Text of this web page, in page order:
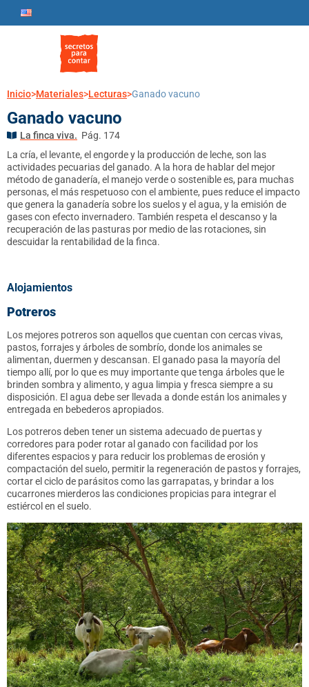
Inicio>Materiales>Lecturas>Ganado vacuno
Ganado vacuno
La finca viva. Pág. 174
La cría, el levante, el engorde y la producción de leche, son las
actividades pecuarias del ganado. A la hora de hablar del mejor
método de ganadería, el manejo verde o sostenible es, para muchas
personas, el más respetuoso con el ambiente, pues reduce el impacto
que genera la ganadería sobre los suelos y el agua, y la emisión de
gases con efecto invernadero. También respeta el descanso y la
recuperación de las pasturas por medio de las rotaciones, sin
descuidar la rentabilidad de la finca.
Alojamientos
Potreros
Los mejores potreros son aquellos que cuentan con cercas vivas,
pastos, forrajes y árboles de sombrío, donde los animales se
alimentan, duermen y descansan. El ganado pasa la mayoría del
tiempo allí, por lo que es muy importante que tenga árboles que le
brinden sombra y alimento, y agua limpia y fresca siempre a su
disposición. El agua debe ser llevada a donde están los animales y
entregada en bebederos apropiados.
Los potreros deben tener un sistema adecuado de puertas y
corredores para poder rotar al ganado con facilidad por los
diferentes espacios y para reducir los problemas de erosión y
compactación del suelo, permitir la regeneración de pastos y forrajes,
cortar el ciclo de parásitos como las garrapatas, y brindar a los
cucarrones mierderos las condiciones propicias para integrar el
estiércol en el suelo.